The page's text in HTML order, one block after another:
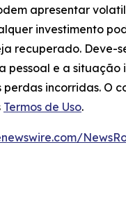
apresentar
investimento
recuperado. Deve-
e a
incorridas.
Termos de Uso.